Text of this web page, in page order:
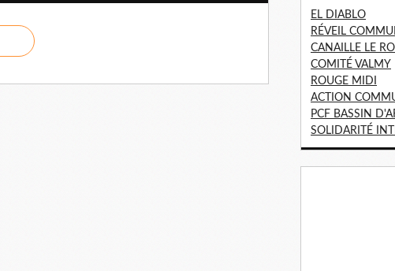
EL DIABLO
RÉVEIL
CANAILLE LE
COMITÉ VALMY
ROUGE MIDI
ACTION
PCF BASSIN
SOLIDARITÉ